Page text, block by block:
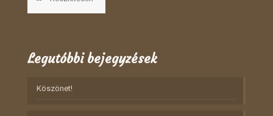
Legutóbbi bejegyzések
Köszönet!